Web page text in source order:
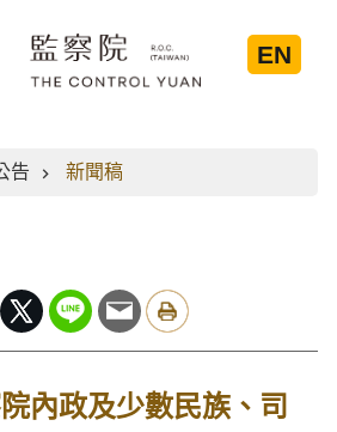
EN
告 新聞稿
政及少數民族、司